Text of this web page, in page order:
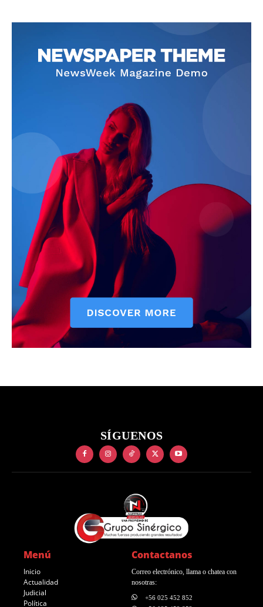
SÍGUENOS
Menú
Inicio
Actualidad
Judicial
Política
Contactanos
Correo electrónico, llama o chatea con
nosotras:
+56 025 452 852